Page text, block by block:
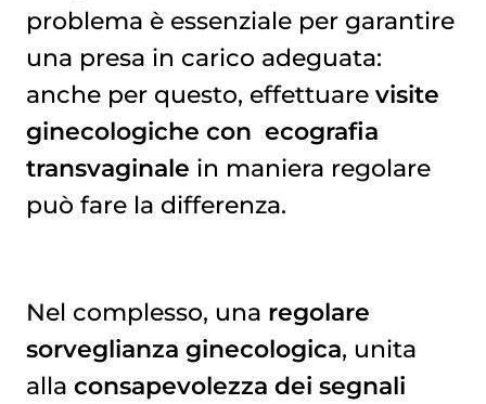
problema è essenziale per garantire
una presa in carico adeguata:
anche per questo, effettuare visite
ginecologiche con ecografia
transvaginale in maniera regolare
può fare la differenza.
Nel complesso, una regolare
sorveglianza ginecologica, unita
alla consapevolezza dei segnali